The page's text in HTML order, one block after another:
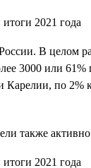
В целом
3000 или
по
также